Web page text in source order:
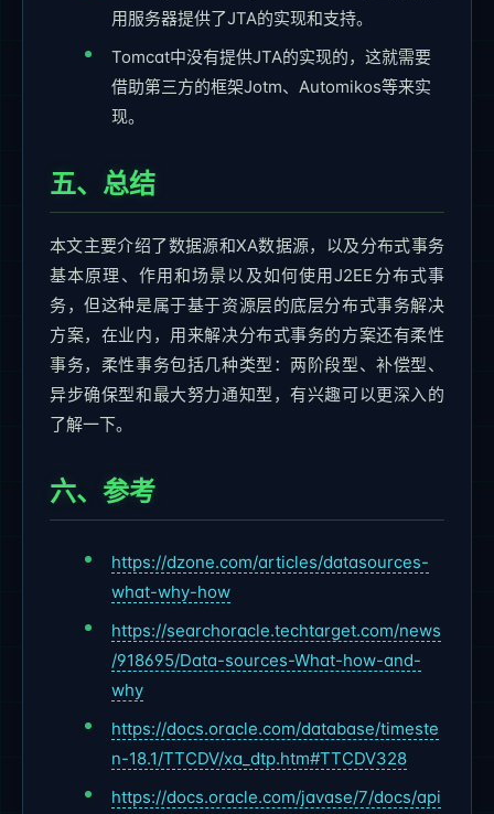
用服务器提供了JTA的实现和支持。
Tomcat中没有提供JTA的实现的，这就需要
借助第三方的框架Jotm、Automikos等来实
现。
五、总结
本文主要介绍了数据源和XA数据源，以及分布式事务
基本原理、作用和场景以及如何使用J2EE分布式事
务，但这种是属于基于资源层的底层分布式事务解决
方案，在业内，用来解决分布式事务的方案还有柔性
事务，柔性事务包括几种类型：两阶段型、补偿型、
异步确保型和最大努力通知型，有兴趣可以更深入的
了解一下。
六、参考
https://dzone.com/articles/datasources-
what-why-how
https://searchoracle.techtarget.com/news
/918695/Data-sources-What-how-and-
why
https://docs.oracle.com/database/timeste
n-18.1/TTCDV/xa_dtp.htm#TTCDV328
https://docs.oracle.com/javase/7/docs/api